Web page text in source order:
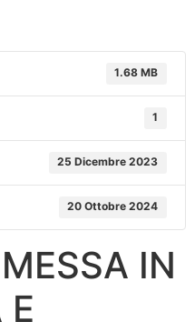
1.68 MB
1
25 Dicembre 2023
20 Ottobre 2024
IN
E